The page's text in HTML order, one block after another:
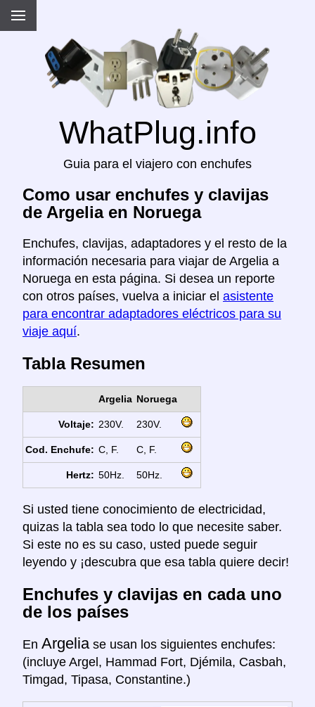
WhatPlug.info
Guia para el viajero con enchufes
Como usar enchufes y clavijas
de Argelia en Noruega
Enchufes, clavijas, adaptadores y el resto de la
información necesaria para viajar de Argelia a
Noruega en esta página. Si desea un reporte
con otros países, vuelva a iniciar el asistente
para encontrar adaptadores eléctricos para su
viaje aquí.
Tabla Resumen
Argelia Noruega
Voltaje: 230V. 230V.
Cod. Enchufe: C, F. C, F.
Hertz: 50Hz. 50Hz.
Si usted tiene conocimiento de electricidad,
quizas la tabla sea todo lo que necesite saber.
Si este no es su caso, usted puede seguir
leyendo y ¡descubra que esa tabla quiere decir!
Enchufes y clavijas en cada uno
de los países
En Argelia se usan los siguientes enchufes:
(incluye Argel, Hammad Fort, Djémila, Casbah,
Timgad, Tipasa, Constantine.)